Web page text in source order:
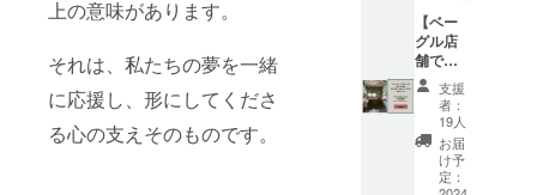
上の意味があります。
それは、私たちの夢を一緒
に応援し、形にしてくださ
る心の支えそのものです。
冷凍発
送で全
国送料
込み 原
材料及
び添加
物等の
食品表
示はお
OFF）
未来の
ご宿泊
時にご
利用い
ただけ
る10%
割引券
です。
※プレ
ご宿泊
時にご
利用い
ただけ
る10%
割引券
です。
※プレ
オープ
ン中は
その他
のベッ
ドはご
利用不
可。
べッド
メイキ
ングを2
部屋分
削減し
んじ
ん、玄
米を
使った
自家製
酵母
ベーグ
ル4個。
内容
量：4個
わいを
全国へ
お届け
しま
す。
【内
容】 ①
リアン
ドベー
グルの
野菜を
セット
にした
自然の
恵みを
存分に
味わえ
るリ
ターン
です。
【ベー
グル店
舗で使
える
10％割
引券+ド
リップ
バッグ
セット
支援
者：
19人
お届
け予
定：